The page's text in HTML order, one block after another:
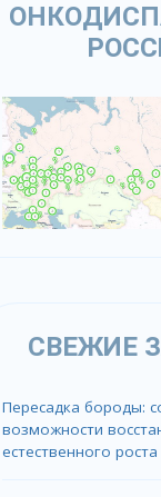
СВЕЖИЕ
Пересадка бороды:
возможности
естественного